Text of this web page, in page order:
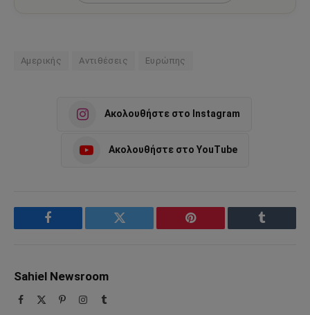
Αμερικής Αντιθέσεις Ευρώπης
Ακολουθήστε στο Instagram
Ακολουθήστε στο YouTube
Facebook Twitter Pinterest Tumblr
Sahiel Newsroom
Facebook PinterestInstagram
Tumblr